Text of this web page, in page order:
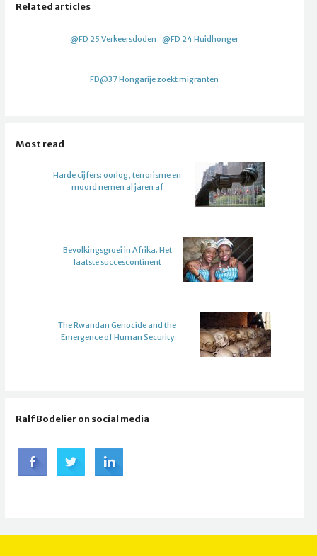
Related articles
@FD 25 Verkeersdoden @FD 24 Huidhonger
FD@37 Hongarije zoekt migranten
Most read
Harde cijfers: oorlog, terrorisme en
moord nemen al jaren af
Bevolkingsgroei in Afrika. Het
laatste succescontinent
The Rwandan Genocide and the
Emergence of Human Security
Ralf Bodelier on social media